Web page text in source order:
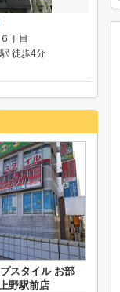
丁目
徒歩4分
スタイル お部
野駅前店